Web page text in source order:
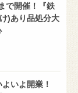
で開催！『鉄
)あり品処分大
いよ開業！